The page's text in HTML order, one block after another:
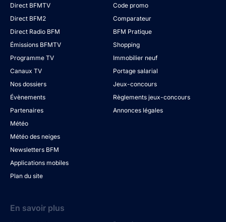
Direct BFMTV
Direct BFM2
Direct Radio BFM
Émissions BFMTV
Programme TV
Canaux TV
Nos dossiers
Évènements
Partenaires
Météo
Météo des neiges
Newsletters BFM
Applications mobiles
Plan du site
Code promo
Comparateur
BFM Pratique
Shopping
Immobilier neuf
Portage salarial
Jeux-concours
Règlements jeux-concours
Annonces légales
En savoir plus